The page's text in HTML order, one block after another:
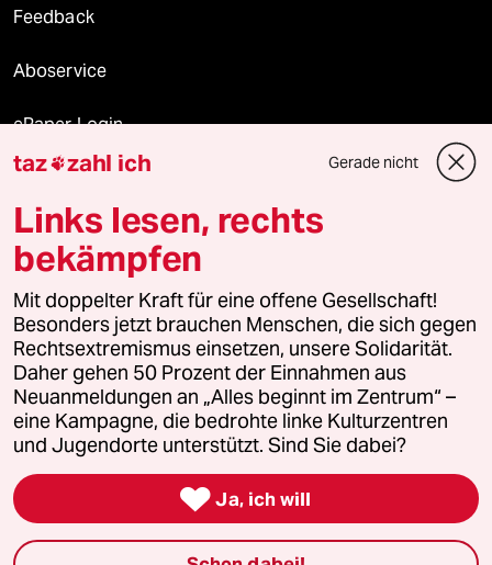
Feedback
Aboservice
ePaper Login
Downloads für Abonnierende
© 2026 taz Verlags und Vertriebs GmbH
Alle Rechte vorbehalten. Bei rechtlichen Fragen oder für Genehmigungen
wenden Sie sich bitte an
lizenzen@taz.de
Feedback Redaktionsstatut Kommune-Richtlinien
Leitlinie Informant Datenschutz Impressum AGB
Seitenwende Einwilligungen widerrufen (Ads)
taz zahl ich Gerade nicht
Links lesen, rechts
bekämpfen
Mit doppelter Kraft für eine offene Gesellschaft!
Besonders jetzt brauchen Menschen, die sich gegen
Rechtsextremismus einsetzen, unsere Solidarität.
Daher gehen 50 Prozent der Einnahmen aus
Neuanmeldungen an „Alles beginnt im Zentrum“ –
eine Kampagne, die bedrohte linke Kulturzentren
und Jugendorte unterstützt. Sind Sie dabei?
 Ja, ich will